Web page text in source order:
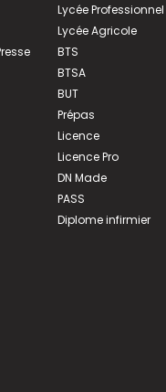
Lycée Professionnel
Lycée Agricole
BTS
BTSA
BUT
Prépas
Licence
Licence Pro
DN Made
PASS
Diplome infirmier